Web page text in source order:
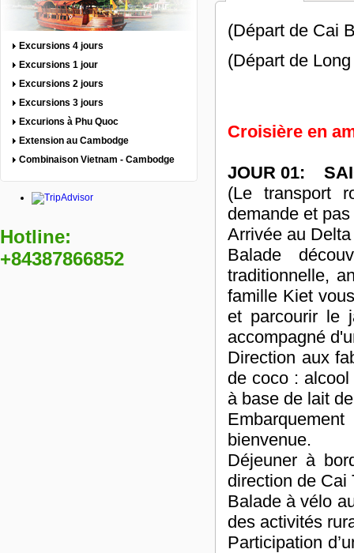
Excursions 4 jours
Excursions 1 jour
Excursions 2 jours
Excursions 3 jours
Excurions à Phu Quoc
Extension au Cambodge
Combinaison Vietnam - Cambodge
Hotline:
+84387866852
(Départ de Cai
(Départ de
Croisière en
JOUR 01:
(Le transport
demande et
Arrivée au
Balade
traditionnelle,
famille Kiet
et parcourir le
accompagné
Direction aux
de coco :
à base de lait
bienvenue.
Déjeuner à
direction de Cai
Balade à vélo
des activités
Participation